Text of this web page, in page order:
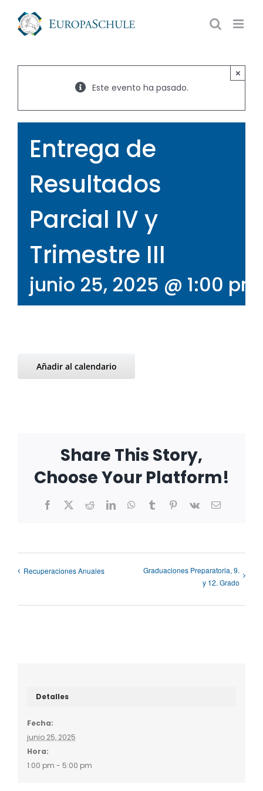
contenido
Este evento ha pasado.
×
Entrega de
Resultados
Parcial IV y
Trimestre III
junio 25, 2025 @ 1:00 pm
Añadir al calendario
Share This Story,
Choose Your Platform!
Facebook
X RedditLinkedInWhatsApp
TumblrPinterest
Vk
Correo
Recuperaciones Anuales
Graduaciones Preparatoria, 9.
y 12. Grado
Detalles
Fecha:
junio 25, 2025
Hora:
1:00 pm - 5:00 pm